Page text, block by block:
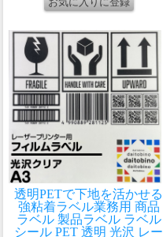
透明PETで下地を活かせる
強粘着ラベル業務用 商品
ラベル 製品ラベル ラベル
シール PET 透明 光沢 レー